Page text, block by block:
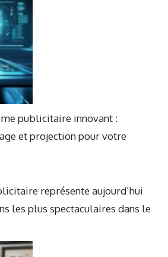
publicitaire innovant :
et projection pour votre
représente aujourd’hui
les plus spectaculaires dans le